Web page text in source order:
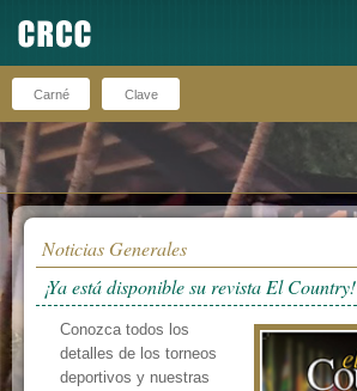
Recuérdeme
Noticias Generales
¡Ya está disponible su revista El Country!
Conozca todos los
detalles de los torneos
deportivos y nuestras